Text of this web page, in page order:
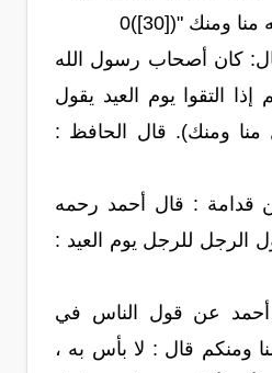
ومنك "([30])0
كان أصحاب رسول الله
التقوا يوم العيد يقول
ومنك). قال الحافظ :
قدامة : قال أحمد رحمه
الرجل للرجل يوم العيد :
عن قول الناس في
ومنكم قال : لا بأس به ،